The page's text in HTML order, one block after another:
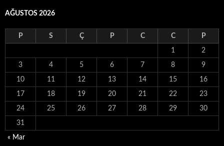
AĞUSTOS 2026
P S Ç P C C P
1 2
3 4 5 6 7 8 9
10 11 12 13 14 15 16
17 18 19 20 21 22 23
24 25 26 27 28 29 30
31
« Mar